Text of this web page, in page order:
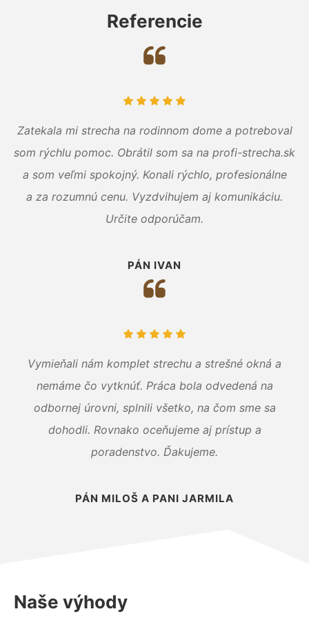
Referencie
Zatekala mi strecha na rodinnom dome a potreboval
som rýchlu pomoc. Obrátil som sa na profi-strecha.sk
a som veľmi spokojný. Konali rýchlo, profesionálne
a za rozumnú cenu. Vyzdvihujem aj komunikáciu.
Určite odporúčam.
PÁN IVAN
Vymieňali nám komplet strechu a strešné okná a
nemáme čo vytknúť. Práca bola odvedená na
odbornej úrovni, splnili všetko, na čom sme sa
dohodli. Rovnako oceňujeme aj prístup a
poradenstvo. Ďakujeme.
PÁN MILOŠ A PANI JARMILA
Naše výhody